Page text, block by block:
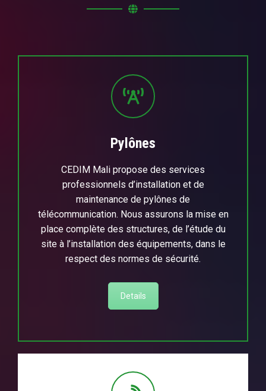
Pylônes
CEDIM Mali propose des services
professionnels d’installation et de
maintenance de pylônes de
télécommunication. Nous assurons la mise en
place complète des structures, de l’étude du
site à l’installation des équipements, dans le
respect des normes de sécurité.
Details